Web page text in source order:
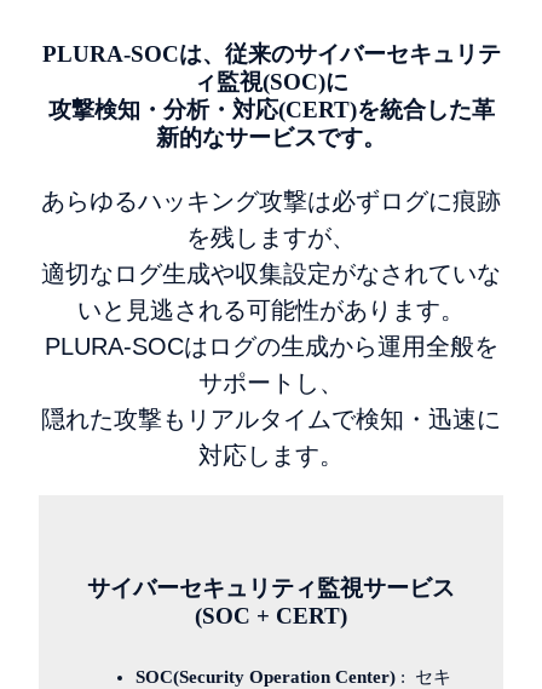
PLURA-SOCは、従来のサイバーセキュリテ
ィ監視(SOC)に
攻撃検知・分析・対応(CERT)を統合した革
新的なサービスです。
あらゆるハッキング攻撃は必ずログに痕跡
を残しますが、
適切なログ生成や収集設定がなされていな
いと見逃される可能性があります。
PLURA-SOCはログの生成から運用全般を
サポートし、
隠れた攻撃もリアルタイムで検知・迅速に
対応します。
サイバーセキュリティ監視サービス
(SOC + CERT)
SOC(Security Operation Center) : セキ